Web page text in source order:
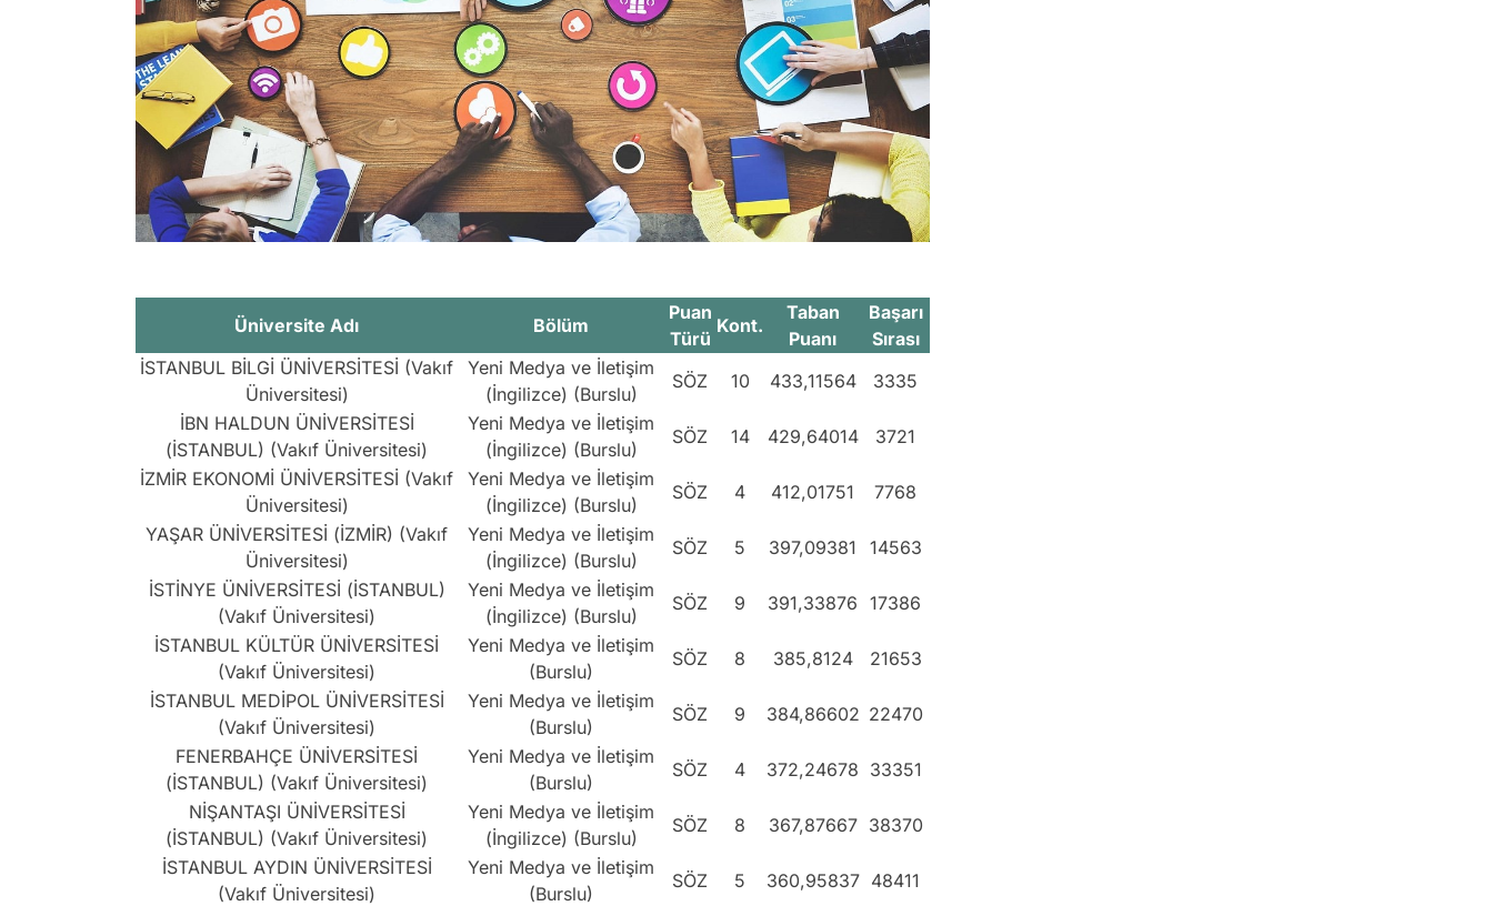
Üniversite Adı Bölüm
Puan
Türü
Kont.
Taban
Puanı
Başarı
Sırası
İSTANBUL BİLGİ ÜNİVERSİTESİ (Vakıf
Üniversitesi)
Yeni Medya ve İletişim
(İngilizce) (Burslu)
SÖZ 10 433,11564
3335
İBN HALDUN ÜNİVERSİTESİ
(İSTANBUL) (Vakıf Üniversitesi)
Yeni Medya ve İletişim
(İngilizce) (Burslu)
SÖZ 14 429,64014
3721
İZMİR EKONOMİ ÜNİVERSİTESİ (Vakıf
Üniversitesi)
Yeni Medya ve İletişim
(İngilizce) (Burslu)
SÖZ 4 412,01751
7768
YAŞAR ÜNİVERSİTESİ (İZMİR) (Vakıf
Üniversitesi)
Yeni Medya ve İletişim
(İngilizce) (Burslu)
SÖZ 5 397,09381
14563
İSTİNYE ÜNİVERSİTESİ (İSTANBUL)
(Vakıf Üniversitesi)
Yeni Medya ve İletişim
(İngilizce) (Burslu)
SÖZ 9 391,33876 17386
İSTANBUL KÜLTÜR ÜNİVERSİTESİ
(Vakıf Üniversitesi)
Yeni Medya ve İletişim
(Burslu)
SÖZ 8 385,8124
21653
İSTANBUL MEDİPOL ÜNİVERSİTESİ
(Vakıf Üniversitesi)
Yeni Medya ve İletişim
(Burslu)
SÖZ 9 384,86602 22470
FENERBAHÇE ÜNİVERSİTESİ
(İSTANBUL) (Vakıf Üniversitesi)
Yeni Medya ve İletişim
(Burslu)
SÖZ 4 372,24678 33351
NİŞANTAŞI ÜNİVERSİTESİ
(İSTANBUL) (Vakıf Üniversitesi)
Yeni Medya ve İletişim
(İngilizce) (Burslu)
SÖZ 8 367,87667 38370
İSTANBUL AYDIN ÜNİVERSİTESİ
(Vakıf Üniversitesi)
Yeni Medya ve İletişim
(Burslu)
SÖZ 5 360,95837 48411